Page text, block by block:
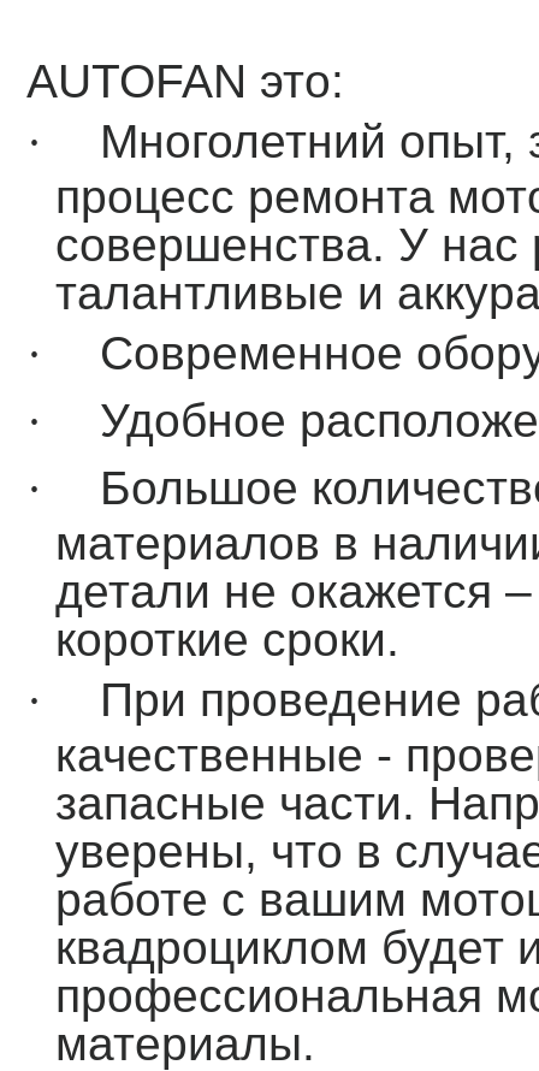
AUTOFAN это:
·
Многолетний опыт,
процесс ремонта
совершенства. У нас
талантливые и
·
Современное
·
Удобное
·
Большое
материалов в
детали не окажется
короткие сроки.
·
При проведение
качественные -
запасные части.
уверены, что в
работе с вашим
квадроциклом будет
профессиональная
материалы.